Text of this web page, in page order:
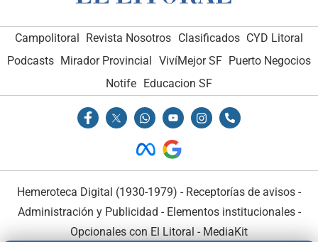
Campolitoral Revista Nosotros Clasificados CYD Litoral
Podcasts Mirador Provincial VivíMejor SF Puerto Negocios
Notife Educacion SF
Hemeroteca Digital (1930-1979) - Receptorías de avisos -
Administración y Publicidad - Elementos institucionales-
Opcionales con El Litoral - MediaKit